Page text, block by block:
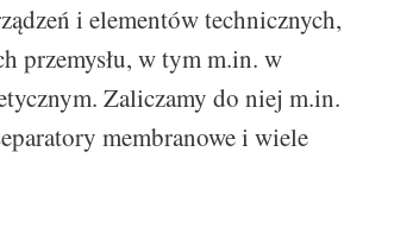
i elementów technicznych,
przemysłu, w tym m.in. w
Zaliczamy do niej m.in.
membranowe i wiele